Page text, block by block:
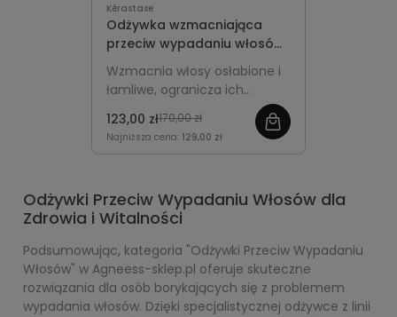
Kérastase
Odżywka wzmacniająca
przeciw wypadaniu włosów
- Kérastase Genesis
Fondant Renforçateur
200ml
Wzmacnia włosy osłabione i
łamliwe, ogranicza ich
rozczesywanie oraz nadaje
pasmom miękkość i blask.
123,00 zł170,00 zł
Najniższa cena: 129,00 zł
Odżywki Przeciw Wypadaniu Włosów dla
Zdrowia i Witalności
Podsumowując, kategoria "Odżywki Przeciw Wypadaniu
Włosów" w Agneess-sklep.pl oferuje skuteczne
rozwiązania dla osób borykających się z problemem
wypadania włosów. Dzięki specjalistycznej odżywce z linii